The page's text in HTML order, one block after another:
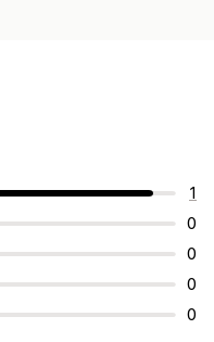
1
0
0
0
0